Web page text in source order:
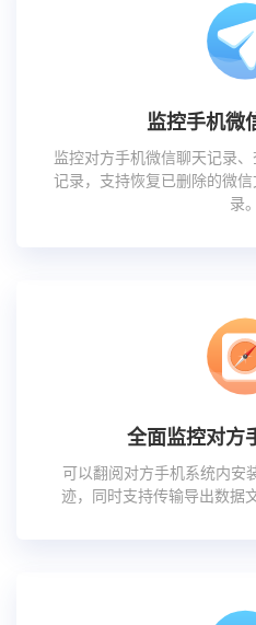
监控手机微
监控对方手机微信聊天记录
记录，支持恢复已删除的微
录。
全面监控对方
可以翻阅对方手机系统内安
迹，同时支持传输导出数据